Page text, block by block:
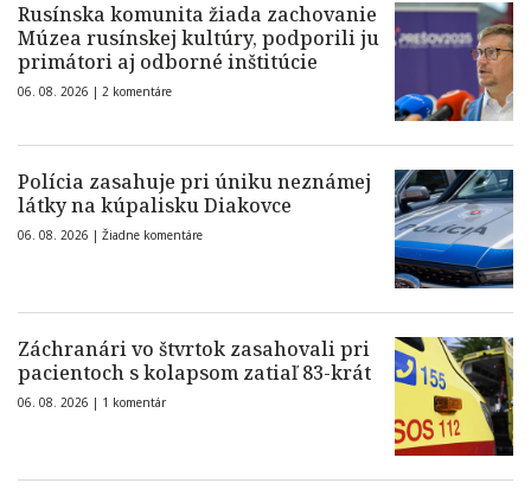
Rusínska komunita žiada zachovanie
Múzea rusínskej kultúry, podporili ju
primátori aj odborné inštitúcie
06. 08. 2026 | 2 komentáre
Polícia zasahuje pri úniku neznámej
látky na kúpalisku Diakovce
06. 08. 2026 | Žiadne komentáre
Záchranári vo štvrtok zasahovali pri
pacientoch s kolapsom zatiaľ 83-krát
06. 08. 2026 | 1 komentár